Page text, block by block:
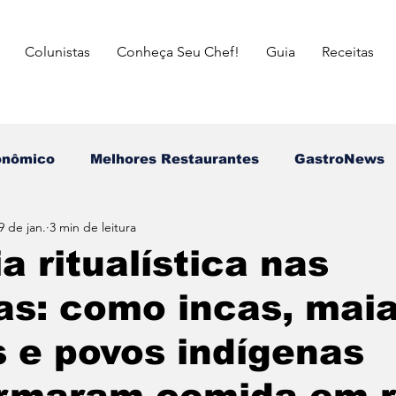
Colunistas Conheça Seu Chef! Guia Receitas
Melhores Restaurantes ⁠GastroNews
⁠Insiders
Italiana Mexicana Japonesa
das Mães Dia dos Avós
ritualística nas
como incas,
e povos indígenas
de jan. 3 min de leitura